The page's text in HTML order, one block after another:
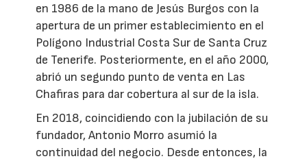
en 1986 de la mano de Jesús Burgos con la
apertura de un primer establecimiento en el
Polígono Industrial Costa Sur de Santa Cruz
de Tenerife. Posteriormente, en el año 2000,
abrió un segundo punto de venta en Las
Chafiras para dar cobertura al sur de la isla.
En 2018, coincidiendo con la jubilación de su
fundador, Antonio Morro asumió la
continuidad del negocio. Desde entonces, la